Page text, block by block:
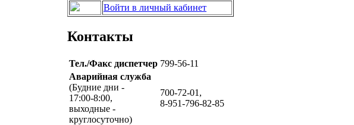
Войти в личный кабинет
Контакты
Тел./Факс диспетчер 799-56-11
Аварийная служба
(Будние дни -
17:00-8:00,
выходные -
круглосуточно)
700-72-01,
8-951-796-82-85